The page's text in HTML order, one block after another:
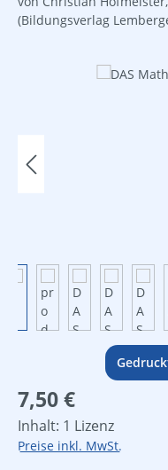
(Bildungsverlag
Bildergalerie
Regulärer Preis:
7,50 €
Inhalt: 1 Lizenz
Preise inkl. MwSt.